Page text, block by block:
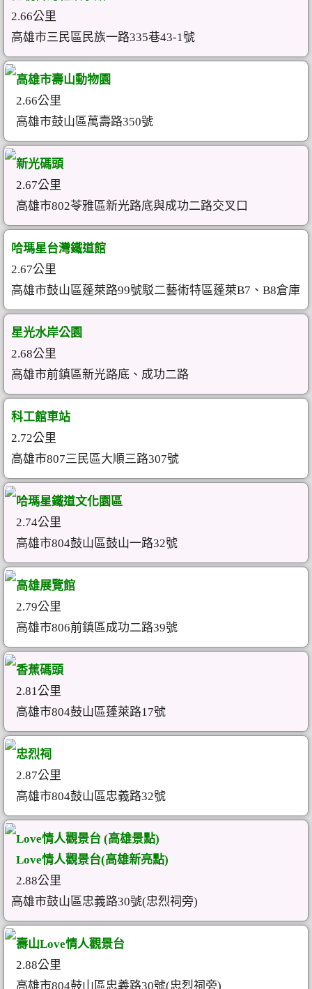
2.66公里
高雄市三民區民族一路335巷43-1號
高雄市壽山動物園
2.66公里
高雄市鼓山區萬壽路350號
新光碼頭
2.67公里
高雄市802苓雅區新光路底與成功二路交叉口
哈瑪星台灣鐵道館
2.67公里
高雄市鼓山區蓬萊路99號駁二藝術特區蓬萊B7、B8倉庫
星光水岸公園
2.68公里
高雄市前鎮區新光路底、成功二路
科工館車站
2.72公里
高雄市807三民區大順三路307號
哈瑪星鐵道文化園區
2.74公里
高雄市804鼓山區鼓山一路32號
高雄展覽館
2.79公里
高雄市806前鎮區成功二路39號
香蕉碼頭
2.81公里
高雄市804鼓山區蓬萊路17號
忠烈祠
2.87公里
高雄市804鼓山區忠義路32號
Love情人觀景台 (高雄景點)
Love情人觀景台(高雄新亮點)
2.88公里
高雄市鼓山區忠義路30號(忠烈祠旁)
壽山Love情人觀景台
2.88公里
高雄市804鼓山區忠義路30號(忠烈祠旁)